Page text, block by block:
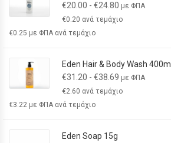
€20.00 - €24.80 με ΦΠΑ
€0.20 ανά τεμάχιο
€0.25 με ΦΠΑ ανά τεμάχιο
Eden Hair & Body Wash 400ml
€31.20 - €38.69 με ΦΠΑ
€2.60 ανά τεμάχιο
€3.22 με ΦΠΑ ανά τεμάχιο
Eden Soap 15g